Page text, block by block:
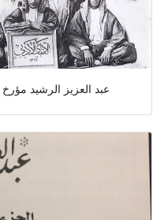
عبد العزيز الرشيد